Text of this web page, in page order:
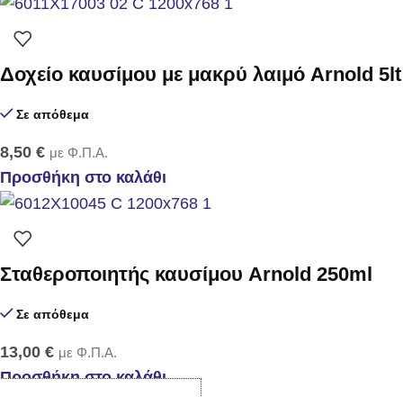
Δοχείο καυσίμου με μακρύ λαιμό Arnold 5lt
Σε απόθεμα
8,50 € με Φ.Π.Α.
Προσθήκη στο καλάθι
Σταθεροποιητής καυσίμου Arnold 250ml
Σε απόθεμα
13,00 € με Φ.Π.Α.
Προσθήκη στο καλάθι